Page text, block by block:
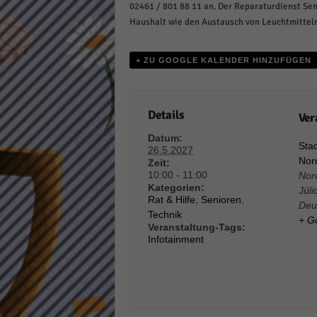
02461 / 801 88 11 an. Der Reparaturdienst
Haushalt wie den Austausch von
+ ZU GOOGLE KALENDER HINZUFÜGEN
Details
Datum:
26.5.2027
Zeit:
10:00 - 11:00
Kategorien:
Rat & Hilfe
Senioren
Technik
Veranstaltung-Tags:
Infotainment
+
wie